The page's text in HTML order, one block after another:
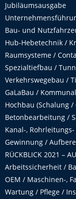
Jubiläumsausgabe
Bau- und
Hub-Hebetechnik /
Raumsysteme /
Spezialtiefbau /
Verkehrswegebau /
GaLaBau /
Hochbau (Schalung
Betonbearbeitung /
Kanal-,
Gewinnung /
RÜCKBLICK 2021 –
Arbeitssicherheit /
OEM / Maschinen-,
Wartung / Pflege /